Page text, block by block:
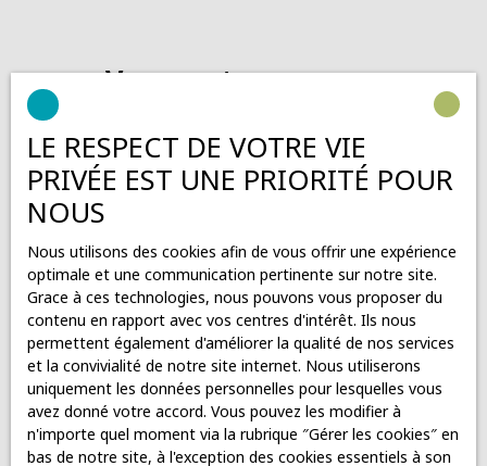
Vous ne trouvez pas
Ne manquez plus aucun bien correspondant à votre
recherche en vous inscrivant à notre alerte mail !
Nom
Email
Téléphone
Type d'offre
LE RESPECT DE VOTRE VIE
PRIVÉE EST UNE PRIORITÉ POUR
NOUS
Nous utilisons des cookies afin de vous offrir une expérience
optimale et une communication pertinente sur notre site.
Grace à ces technologies, nous pouvons vous proposer du
contenu en rapport avec vos centres d'intérêt. Ils nous
permettent également d'améliorer la qualité de nos services
et la convivialité de notre site internet. Nous utiliserons
uniquement les données personnelles pour lesquelles vous
avez donné votre accord. Vous pouvez les modifier à
n'importe quel moment via la rubrique ″Gérer les cookies″ en
bas de notre site, à l'exception des cookies essentiels à son